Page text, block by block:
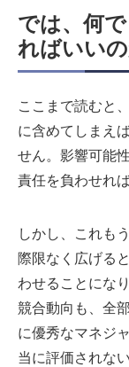
では、何
ればいい
ここまで読むと
に含めてしまえ
せん。影響可能
責任を負わせれ
しかし、これも
際限なく広げる
わせることにな
競合動向も、全
に優秀なマネジ
当に評価されな